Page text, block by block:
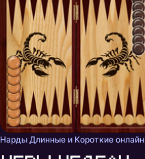
Нарды Длинные и Короткие онлайн